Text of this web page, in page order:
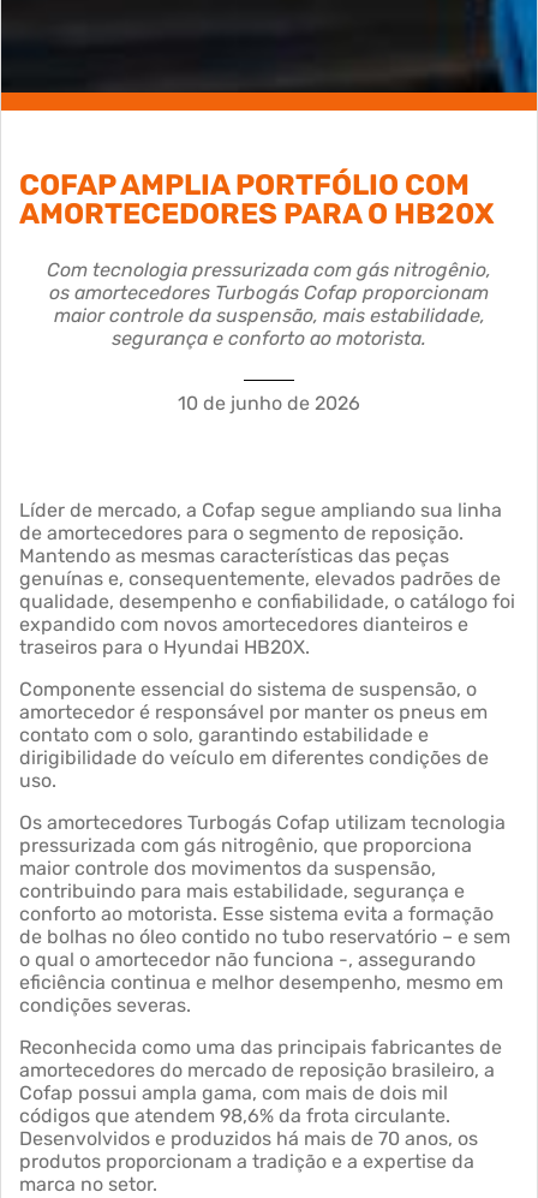
COFAP AMPLIA PORTFÓLIO COM
AMORTECEDORES PARA O HB20X
Com tecnologia pressurizada com gás nitrogênio,
os amortecedores Turbogás Cofap proporcionam
maior controle da suspensão, mais estabilidade,
segurança e conforto ao motorista.
10 de junho de 2026
Líder de mercado, a Cofap segue ampliando sua linha
de amortecedores para o segmento de reposição.
Mantendo as mesmas características das peças
genuínas e, consequentemente, elevados padrões de
qualidade, desempenho e confiabilidade, o catálogo foi
expandido com novos amortecedores dianteiros e
traseiros para o Hyundai HB20X.
Componente essencial do sistema de suspensão, o
amortecedor é responsável por manter os pneus em
contato com o solo, garantindo estabilidade e
dirigibilidade do veículo em diferentes condições de
uso.
Os amortecedores Turbogás Cofap utilizam tecnologia
pressurizada com gás nitrogênio, que proporciona
maior controle dos movimentos da suspensão,
contribuindo para mais estabilidade, segurança e
conforto ao motorista. Esse sistema evita a formação
de bolhas no óleo contido no tubo reservatório – e sem
o qual o amortecedor não funciona -, assegurando
eficiência continua e melhor desempenho, mesmo em
condições severas.
Reconhecida como uma das principais fabricantes de
amortecedores do mercado de reposição brasileiro, a
Cofap possui ampla gama, com mais de dois mil
códigos que atendem 98,6% da frota circulante.
Desenvolvidos e produzidos há mais de 70 anos, os
produtos proporcionam a tradição e a expertise da
marca no setor.